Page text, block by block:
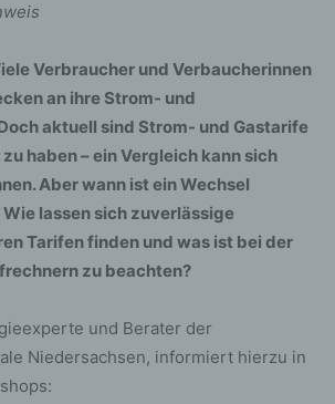
Verbraucher und Verbaucherinnen
an ihre Strom- und
aktuell sind Strom- und Gastarife
haben – ein Vergleich kann sich
Aber wann ist ein Wechsel
lassen sich zuverlässige
Tarifen finden und was ist bei der
zu beachten?
und Berater der
Niedersachsen, informiert hierzu in